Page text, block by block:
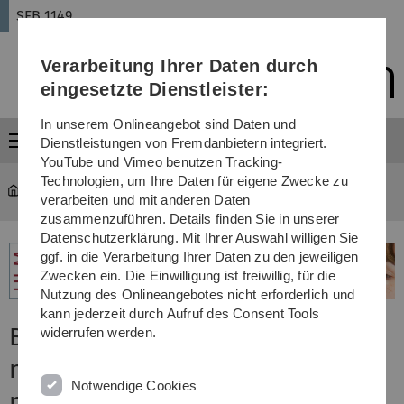
Direkt
Direkt
Direkt
(Sprache,
Drucken,
Media)
Direkt
Direkt
SFB 1149
Menü
B05: Circular RNAs modulate
neuronal vulnerability,
Verarbeitung Ihrer Daten durch
eingesetzte Dienstleister:
In unserem Onlineangebot sind Daten und
Dienstleistungen von Fremdanbietern integriert.
YouTube und Vimeo benutzen Tracking-
Technologien, um Ihre Daten für eigene Zwecke zu
verarbeiten und mit anderen Daten
zusammenzuführen. Details finden Sie in unserer
Datenschutzerklärung. Mit Ihrer Auswahl willigen Sie
ggf. in die Verarbeitung Ihrer Daten zu den jeweiligen
Zwecken ein. Die Einwilligung ist freiwillig, für die
Nutzung des Onlineangebotes nicht erforderlich und
kann jederzeit durch Aufruf des Consent Tools
widerrufen werden.
Notwendige Cookies